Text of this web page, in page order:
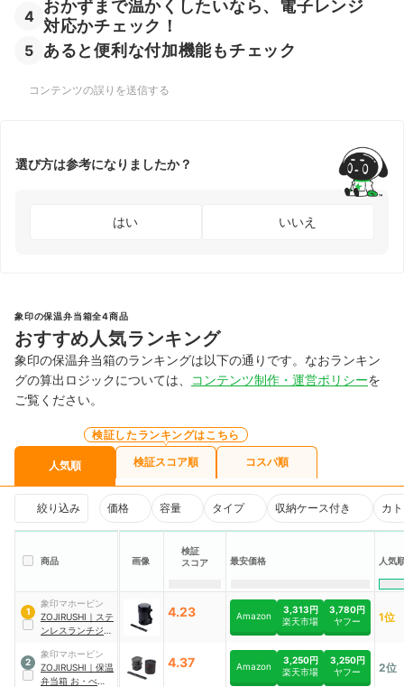
4
おかずまで温かくしたいなら、電子レンジ
対応かチェック！
5 あると便利な付加機能もチェック
コンテンツの誤りを送信する
選び方は参考になりましたか？
はい いいえ
象印の保温弁当箱全4商品
おすすめ人気ランキング
象印の保温弁当箱のランキングは以下の通りです。なおランキン
グの算出ロジックについては、
コンテンツ制作・運営ポリシーを
ご覧ください。
人気順
検証したランキングはこちら
検証スコア順 コスパ順
絞り込み 価格 容量 タイプ 収納ケース付き カ
商品 画像
検証
スコア
最安価格 人気
1
象印マホービン
ZOJIRUSHI ｜ ステ
ンレスランチジャ
｜SL-GH18
4.23 Amazon
3,313円
楽天市場
3,780円
ヤフー
1位
2
象印マホービン
ZOJIRUSHI ｜ 保温
弁当箱 お・べ・
4.37 Amazon
3,250円
楽天市場
3,250円
ヤフー
2位